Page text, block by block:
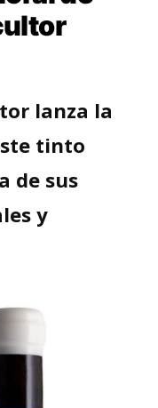
lanza la
tinto
de sus
y